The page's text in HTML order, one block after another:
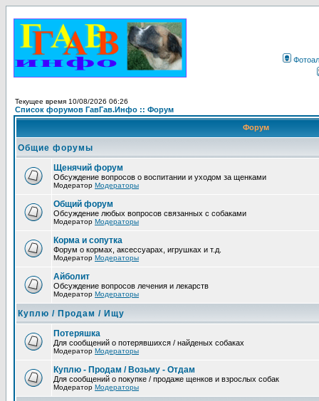
Текущее время 10/08/2026 06:26
Список форумов ГавГав.Инфо :: Форум
Форум
Общие форумы
Щенячий форум
Обсуждение вопросов о воспитании и уходом за щенками
Модератор Модераторы
Общий форум
Обсуждение любых вопросов связанных с собаками
Модератор Модераторы
Корма и сопутка
Форум о кормах, аксессуарах, игрушках и т.д.
Модератор Модераторы
Айболит
Обсуждение вопросов лечения и лекарств
Модератор Модераторы
Куплю / Продам / Ищу
Потеряшка
Для сообщений о потерявшихся / найденых собаках
Модератор Модераторы
Куплю - Продам / Возьму - Отдам
Для сообщений о покупке / продаже щенков и взрослых собак
Модератор Модераторы